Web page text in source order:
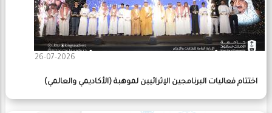
26-07-2026
اختتام فعاليات البرنامجين الإثرائيين لموهبة (الأكاديمي والعالمي)